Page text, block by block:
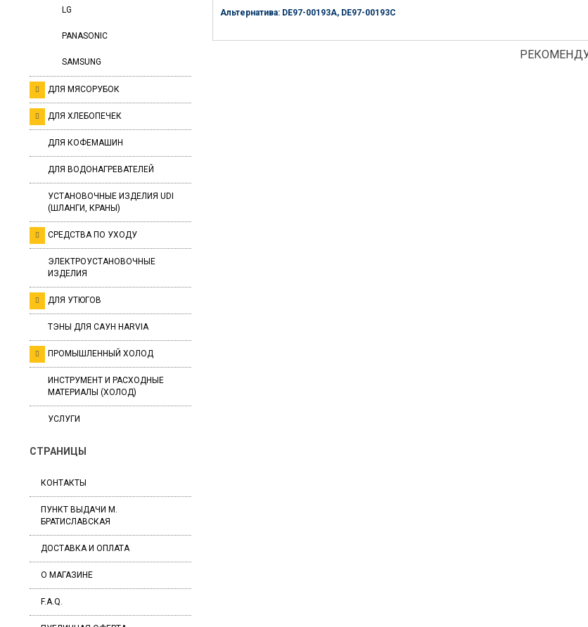
LG
PANASONIC
SAMSUNG
ДЛЯ МЯСОРУБОК
ДЛЯ ХЛЕБОПЕЧЕК
ДЛЯ КОФЕМАШИН
ДЛЯ ВОДОНАГРЕВАТЕЛЕЙ
УСТАНОВОЧНЫЕ ИЗДЕЛИЯ UDI
(ШЛАНГИ, КРАНЫ)
СРЕДСТВА ПО УХОДУ
ЭЛЕКТРОУСТАНОВОЧНЫЕ
ИЗДЕЛИЯ
ДЛЯ УТЮГОВ
ТЭНЫ ДЛЯ САУН HARVIA
ПРОМЫШЛЕННЫЙ ХОЛОД
ИНСТРУМЕНТ И РАСХОДНЫЕ
МАТЕРИАЛЫ (ХОЛОД)
УСЛУГИ
СТРАНИЦЫ
КОНТАКТЫ
ПУНКТ ВЫДАЧИ М.
БРАТИСЛАВСКАЯ
ДОСТАВКА И ОПЛАТА
О МАГАЗИНЕ
F.A.Q.
Альтернатива: DE97-00193A, DE97-00193C